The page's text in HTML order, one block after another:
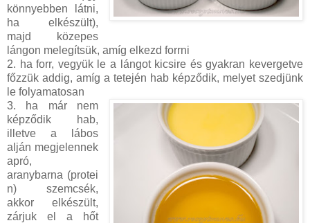
könnyebben látni,
ha elkészült),
majd közepes
lángon melegítsük, amíg elkezd forrni
2. ha forr, vegyük le a lángot kicsire és gyakran kevergetve
főzzük addig, amíg a tetején hab képződik, melyet szedjünk
le folyamatosan
3. ha már nem
képződik hab,
illetve a lábos
alján megjelennek
apró,
aranybarna (protei
n) szemcsék,
akkor elkészült,
zárjuk el a hőt